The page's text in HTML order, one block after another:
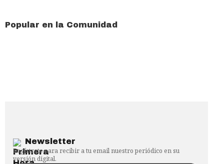
Popular en la Comunidad
Newsletter
Regístrate para recibir a tu email nuestro periódico en su
versión digital.